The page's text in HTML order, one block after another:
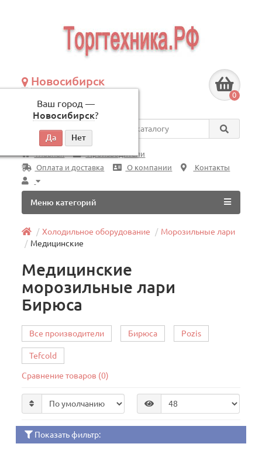
Новосибирск
Ваш город —
Новосибирск?
по будням, с 09:00 до 18:00
0
Везде
Главная
Производители
Оплата и доставка
О компании Контакты
Меню категорий
Холодильное оборудование
Морозильные лари
Медицинские
Медицинские
морозильные лари
Бирюса
Все производители Бирюса Pozis
Tefcold
Сравнение товаров (0)
Показать фильтр: